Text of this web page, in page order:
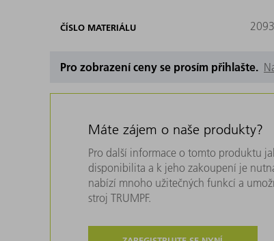
ČÍSLO MATERIÁLU
Pro zobrazení ceny se prosím přihlašte.
Máte zájem o naše produkty?
Pro další informace o tomto produktu
disponibilita a k jeho zakoupení je
nabízí mnoho užitečných funkcí a
stroj TRUMPF.